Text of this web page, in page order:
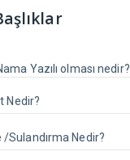
Yazılı olması nedir?
Nedir?
Sulandırma Nedir?